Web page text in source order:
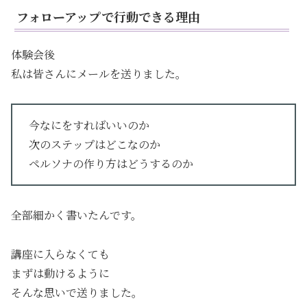
フォローアップで行動できる理由
体験会後
私は皆さんにメールを送りました。
今なにをすればいいのか
次のステップはどこなのか
ペルソナの作り方はどうするのか
全部細かく書いたんです。
講座に入らなくても
まずは動けるように
そんな思いで送りました。